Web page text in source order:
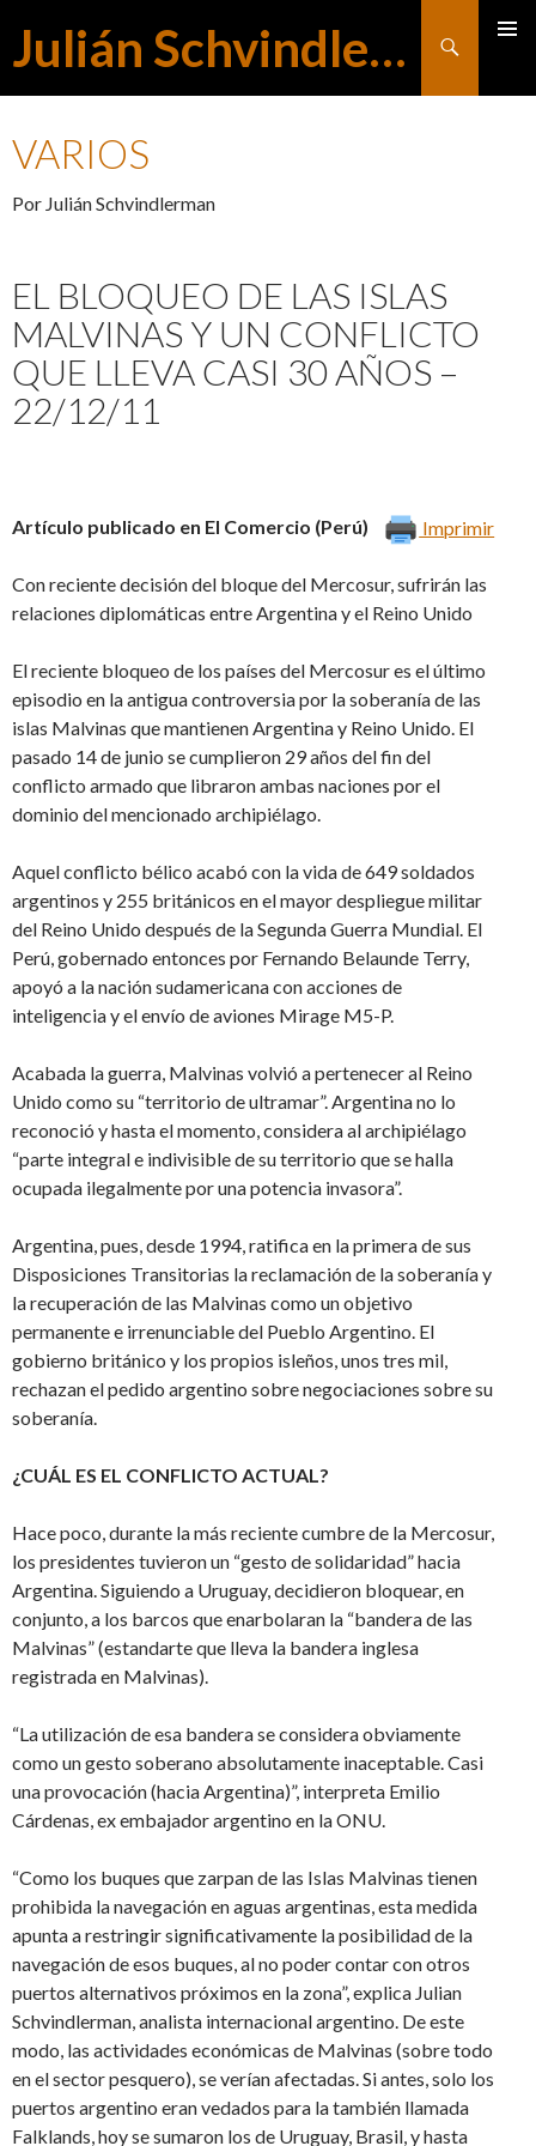
Julián Schvindlerman
Buscar
VARIOS
Por Julián Schvindlerman
EL BLOQUEO DE LAS ISLAS
MALVINAS Y UN CONFLICTO
QUE LLEVA CASI 30 AÑOS –
22/12/11
Imprimir
Artículo publicado en El Comercio (Perú)
Con reciente decisión del bloque del Mercosur, sufrirán las
relaciones diplomáticas entre Argentina y el Reino Unido
El reciente bloqueo de los países del Mercosur es el último
episodio en la antigua controversia por la soberanía de las
islas Malvinas que mantienen Argentina y Reino Unido. El
pasado 14 de junio se cumplieron 29 años del fin del
conflicto armado que libraron ambas naciones por el
dominio del mencionado archipiélago.
Aquel conflicto bélico acabó con la vida de 649 soldados
argentinos y 255 británicos en el mayor despliegue militar
del Reino Unido después de la Segunda Guerra Mundial. El
Perú, gobernado entonces por Fernando Belaunde Terry,
apoyó a la nación sudamericana con acciones de
inteligencia y el envío de aviones Mirage M5-P.
Acabada la guerra, Malvinas volvió a pertenecer al Reino
Unido como su “territorio de ultramar”. Argentina no lo
reconoció y hasta el momento, considera al archipiélago
“parte integral e indivisible de su territorio que se halla
ocupada ilegalmente por una potencia invasora”.
Argentina, pues, desde 1994, ratifica en la primera de sus
Disposiciones Transitorias la reclamación de la soberanía y
la recuperación de las Malvinas como un objetivo
permanente e irrenunciable del Pueblo Argentino. El
gobierno británico y los propios isleños, unos tres mil,
rechazan el pedido argentino sobre negociaciones sobre su
soberanía.
¿CUÁL ES EL CONFLICTO ACTUAL?
Hace poco, durante la más reciente cumbre de la Mercosur,
los presidentes tuvieron un “gesto de solidaridad” hacia
Argentina. Siguiendo a Uruguay, decidieron bloquear, en
conjunto, a los barcos que enarbolaran la “bandera de las
Malvinas” (estandarte que lleva la bandera inglesa
registrada en Malvinas).
“La utilización de esa bandera se considera obviamente
como un gesto soberano absolutamente inaceptable. Casi
una provocación (hacia Argentina)”, interpreta Emilio
Cárdenas, ex embajador argentino en la ONU.
“Como los buques que zarpan de las Islas Malvinas tienen
prohibida la navegación en aguas argentinas, esta medida
apunta a restringir significativamente la posibilidad de la
navegación de esos buques, al no poder contar con otros
puertos alternativos próximos en la zona”, explica Julian
Schvindlerman, analista internacional argentino. De este
modo, las actividades económicas de Malvinas (sobre todo
en el sector pesquero), se verían afectadas. Si antes, solo los
puertos argentino eran vedados para la también llamada
Falklands, hoy se sumaron los de Uruguay, Brasil, y hasta